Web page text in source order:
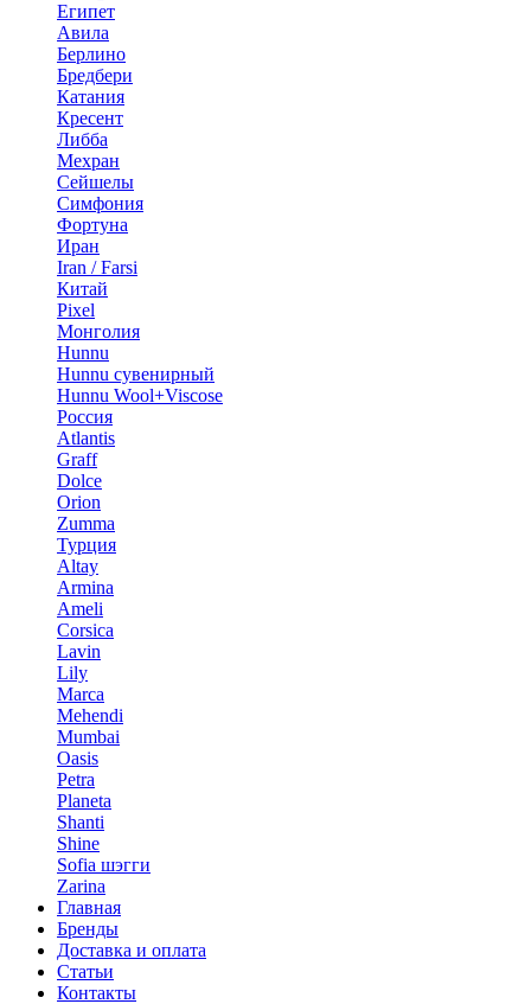
Египет
Авила
Берлино
Бредбери
Катания
Кресент
Либба
Мехран
Сейшелы
Симфония
Фортуна
Иран
Iran / Farsi
Китай
Pixel
Монголия
Hunnu
Hunnu сувенирный
Hunnu Wool+Viscose
Россия
Atlantis
Graff
Dolce
Orion
Zumma
Турция
Altay
Armina
Ameli
Corsica
Lavin
Lily
Marca
Mehendi
Mumbai
Oasis
Petra
Planeta
Shanti
Shine
Sofia шэгги
Zarina
Главная
Бренды
Доставка и оплата
Статьи
Контакты